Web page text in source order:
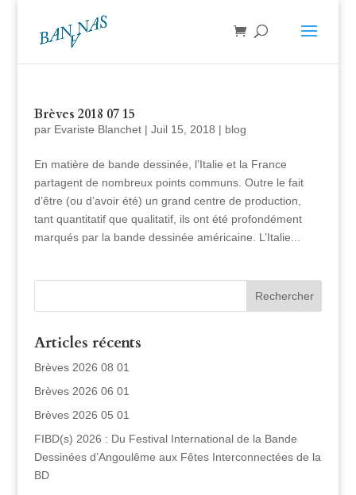
Brèves 2018 07 15
par Evariste Blanchet| Juil 15, 2018 | blog
En matière de bande dessinée, l’Italie et la France
partagent de nombreux points communs. Outre le fait
d’être (ou d’avoir été) un grand centre de production,
tant quantitatif que qualitatif, ils ont été profondément
marqués par la bande dessinée américaine. L’Italie...
Articles récents
Brèves 2026 08 01
Brèves 2026 06 01
Brèves 2026 05 01
FIBD(s) 2026 : Du Festival International de la Bande
Dessinées d’Angoulême aux Fêtes Interconnectées de la
BD